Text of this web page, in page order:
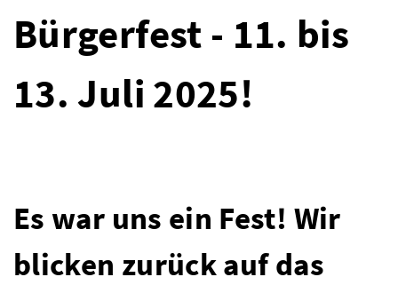
Bürgerfest - 11. bis
13. Juli 2025!
Es war uns ein Fest! Wir
blicken zurück auf das